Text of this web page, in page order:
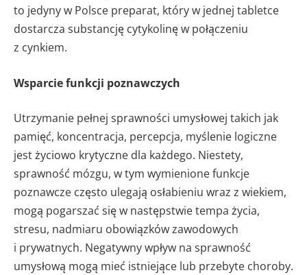
to jedyny w Polsce preparat, który w jednej tabletce
dostarcza substancję cytykolinę w połączeniu
z cynkiem.
Wsparcie funkcji poznawczych
Utrzymanie pełnej sprawności umysłowej takich jak
pamięć, koncentracja, percepcja, myślenie logiczne
jest życiowo krytyczne dla każdego. Niestety,
sprawność mózgu, w tym wymienione funkcje
poznawcze często ulegają osłabieniu wraz z wiekiem,
mogą pogarszać się w następstwie tempa życia,
stresu, nadmiaru obowiązków zawodowych
i prywatnych. Negatywny wpływ na sprawność
umysłową mogą mieć istniejące lub przebyte choroby.